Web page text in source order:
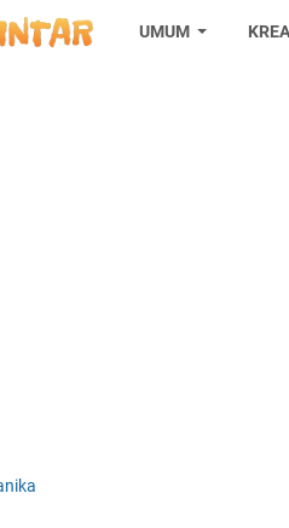
UMUM